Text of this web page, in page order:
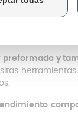
de
preformado y